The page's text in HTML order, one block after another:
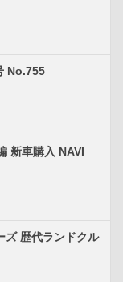
No.755
新車購入 NAVI
ズ 歴代ランドクル